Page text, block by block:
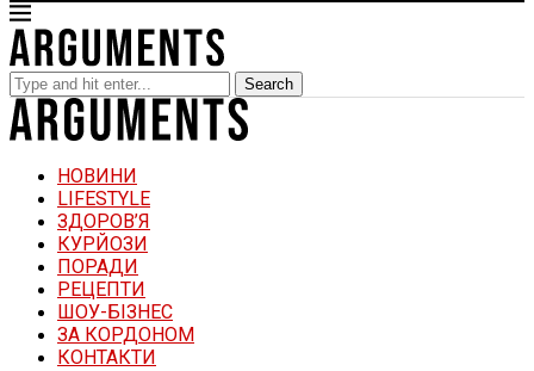
Search
НОВИНИ
LIFESTYLE
ЗДОРОВ’Я
КУРЙОЗИ
ПОРАДИ
РЕЦЕПТИ
ШОУ-БІЗНЕС
ЗА КОРДОНОМ
КОНТАКТИ